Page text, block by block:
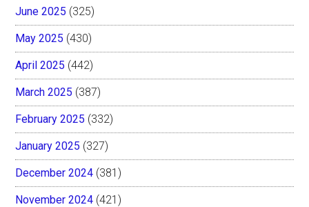
June 2025 (325)
May 2025 (430)
April 2025 (442)
March 2025 (387)
February 2025 (332)
January 2025 (327)
December 2024 (381)
November 2024 (421)